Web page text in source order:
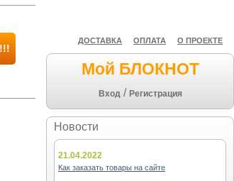
ДОСТАВКА ОПЛАТА О ПРОЕКТЕ
Мой БЛОКНОТ
Вход / Регистрация
Новости
21.04.2022
Как заказать товары на сайте